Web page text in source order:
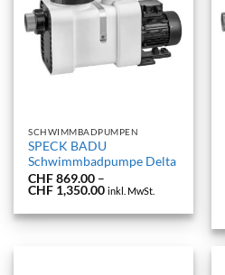
SCHWIMMBADPUMPEN
SPECK BADU
Schwimmbadpumpe Delta
CHF869.00 –
CHF 1,350.00Preisspanne:
bis
CHF 1,350.00
inkl. MwSt.